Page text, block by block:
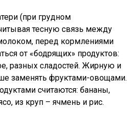
(при грудном
тесную связь между
перед кормлениями
от «бодрящих» продуктов:
разных сладостей. Жирную и
заменять фруктами-овощами.
считаются: бананы,
из круп – ячмень и рис.